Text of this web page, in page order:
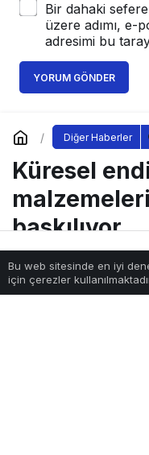
Bir dahaki
üzere adımı, e-
adresimi bu
YORUM GÖNDER
Diğer Haberler
Küresel
baskılıyor
Sağlıklı.Org
8 Eylül 2022,
Bu web sitesinde en iyi
için çerezler
Anasayfa